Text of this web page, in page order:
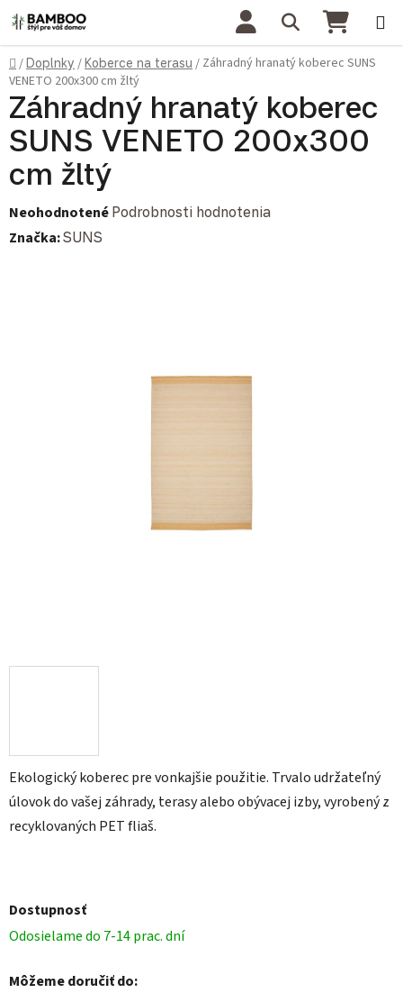
Prejsť na obsah Hľadať
Domov
/Doplnky /Koberce na terasu / Záhradný hranatý koberec SUNS
VENETO 200x300 cm žltý
Ekologický koberec pre vonkajšie použitie. Trvalo udržateľný
úlovok do vašej záhrady, terasy alebo obývacej izby, vyrobený z
recyklovaných PET fliaš.
Dostupnosť
Odosielame do 7-14 prac. dní
Môžeme doručiť do:
Záhradný hranatý koberec
SUNS VENETO 200x300
cm žltý
Priemerné hodnotenie produktu je 0,0 z 5 hviezdičiek.
Neohodnotené Podrobnosti hodnotenia
Značka:SUNS